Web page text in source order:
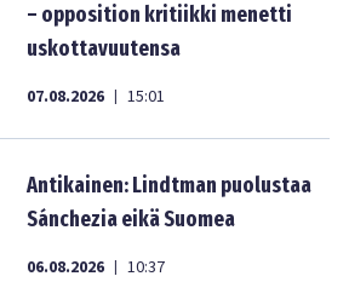
– opposition kritiikki menetti
uskottavuutensa
07.08.2026 | 15:01
Antikainen: Lindtman puolustaa
Sánchezia eikä Suomea
06.08.2026 | 10:37